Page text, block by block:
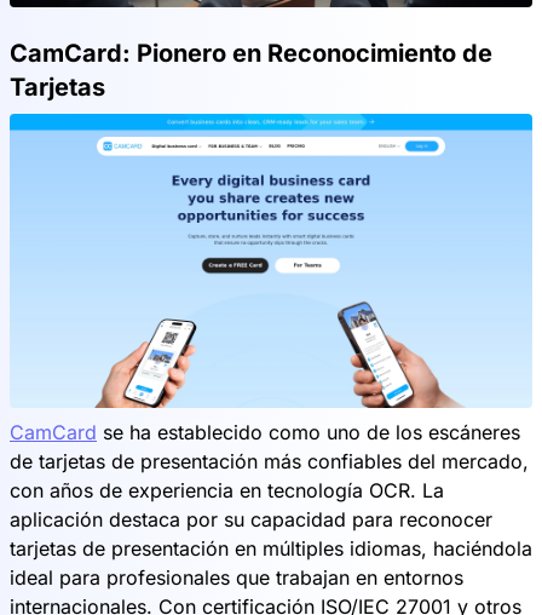
CamCard: Pionero en Reconocimiento de
Tarjetas
CamCard se ha establecido como uno de los escáneres
de tarjetas de presentación más confiables del mercado,
con años de experiencia en tecnología OCR. La
aplicación destaca por su capacidad para reconocer
tarjetas de presentación en múltiples idiomas, haciéndola
ideal para profesionales que trabajan en entornos
internacionales. Con certificación ISO/IEC 27001 y otros